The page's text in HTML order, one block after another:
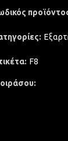
F8